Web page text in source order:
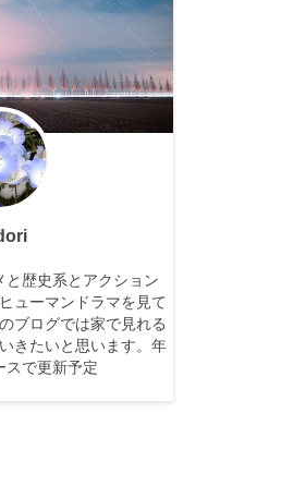
歴史系とアクション
ューマンドラマを見て
ブログでは家で見れる
きたいと思います。年
スで更新予定